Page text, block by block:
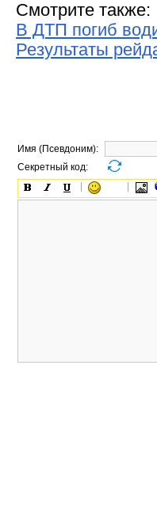
Смотрите также:
В ДТП погиб
Результаты
Имя (Псевдоним):
Секретный код: